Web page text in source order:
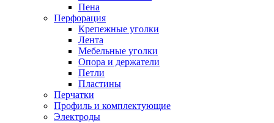
Пена
Перфорация
Крепежные уголки
Лента
Мебельные уголки
Опора и держатели
Петли
Пластины
Перчатки
Профиль и комплектующие
Электроды